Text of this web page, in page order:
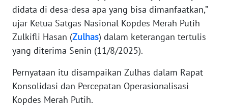
didata di desa-desa apa yang bisa dimanfaatkan,”
ujar Ketua Satgas Nasional Kopdes Merah Putih
Zulkifli Hasan (Zulhas) dalam keterangan tertulis
yang diterima Senin (11/8/2025).
Pernyataan itu disampaikan Zulhas dalam Rapat
Konsolidasi dan Percepatan Operasionalisasi
Kopdes Merah Putih.
REDAKSI
KARIR
DISCLAIMER
Wahana